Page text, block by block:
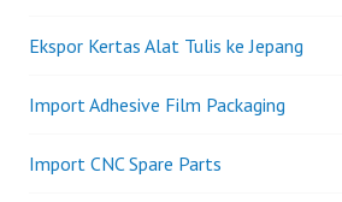
Ekspor Kertas Alat Tulis ke Jepang
Import Adhesive Film Packaging
Import CNC Spare Parts